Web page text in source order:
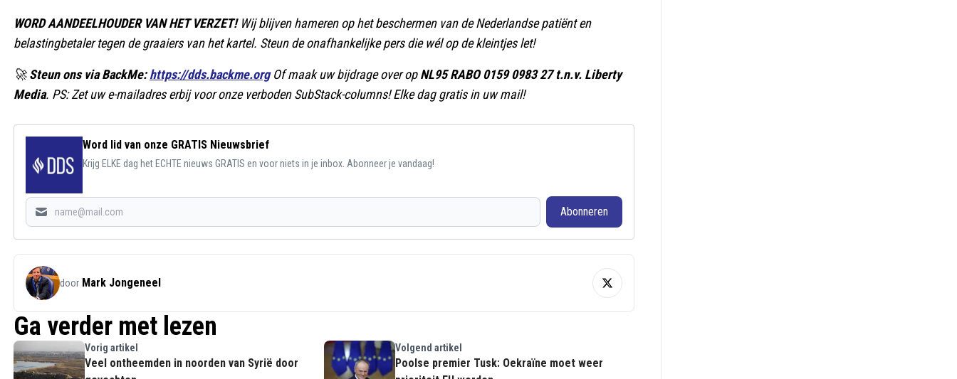
WORD AANDEELHOUDER VAN HET VERZET! Wij blijven hameren op het beschermen van de Nederlandse patiënt en
belastingbetaler tegen de graaiers van het kartel. Steun de onafhankelijke pers die wél op de kleintjes let!
🚀Steun ons via BackMe: https://dds.backme.orgOf maak uw bijdrage over opNL95 RABO 0159 0983 27 t.n.v. Liberty
Media. PS: Zet uw e-mailadres erbij voor onze verboden SubStack-columns! Elke dag gratis in uw mail!
Word lid van onze GRATIS Nieuwsbrief
Krijg ELKE dag het ECHTE nieuws GRATIS en voor niets in je inbox. Abonneer je vandaag!
Abonneren
door Mark Jongeneel
Ga verder met lezen
Vorig artikel
Veel ontheemden in noorden van Syrië door
Volgend artikel
Poolse premier Tusk: Oekraïne moet weer